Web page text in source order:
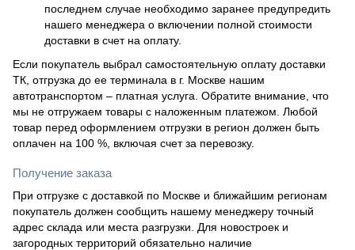
последнем случае необходимо заранее предупредить
нашего менеджера о включении полной стоимости
доставки в счет на оплату.
Если покупатель выбрал самостоятельную оплату доставки
ТК, отгрузка до ее терминала в г. Москве нашим
автотранспортом – платная услуга. Обратите внимание, что
мы не отгружаем товары с наложенным платежом. Любой
товар перед оформлением отгрузки в регион должен быть
оплачен на 100 %, включая счет за перевозку.
Получение заказа
При отгрузке с доставкой по Москве и ближайшим регионам
покупатель должен сообщить нашему менеджеру точный
адрес склада или места разгрузки. Для новостроек и
загородных территорий обязательно наличие